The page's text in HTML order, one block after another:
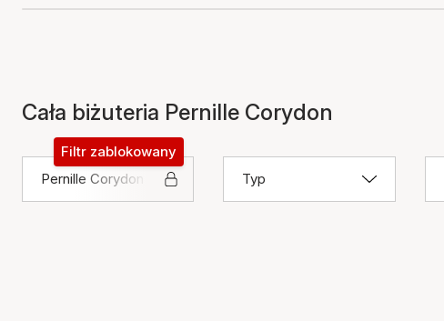
Cała biżuteria Pernille Corydon
Pernille Corydon
Filtr zablokowany
Typ